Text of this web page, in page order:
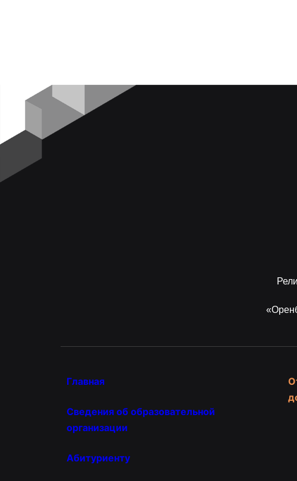
Главная
Сведения об образовательной
организации
Абитуриенту